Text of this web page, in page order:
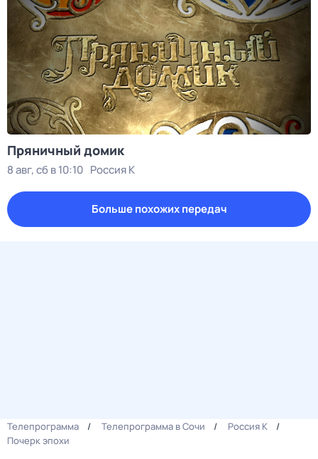
Пряничный домик
8 авг, сб в 10:10 Россия К
Больше похожих передач
Телепрограмма Телепрограмма в Сочи
Россия К
Почерк эпохи